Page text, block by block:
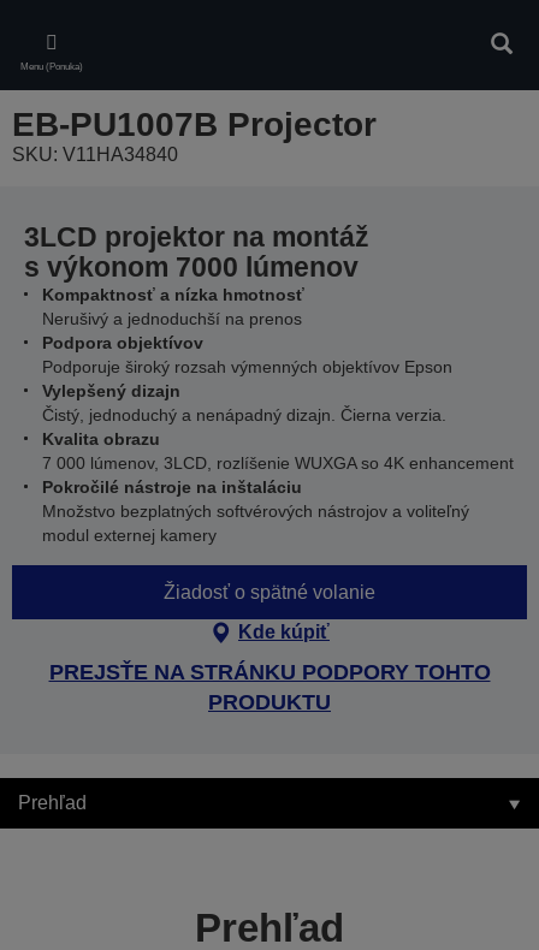
main
content
Menu (Ponuka)
EB-PU1007B Projector
SKU: V11HA34840
3LCD projektor na montáž
s výkonom 7000 lúmenov
Kompaktnosť a nízka hmotnosť
Nerušivý a jednoduchší na prenos
Podpora objektívov
Podporuje široký rozsah výmenných objektívov Epson
Vylepšený dizajn
Čistý, jednoduchý a nenápadný dizajn. Čierna verzia.
Kvalita obrazu
7 000 lúmenov, 3LCD, rozlíšenie WUXGA so 4K enhancement
Pokročilé nástroje na inštaláciu
Množstvo bezplatných softvérových nástrojov a voliteľný
modul externej kamery
Žiadosť o spätné volanie
Kde kúpiť
PREJSŤE NA STRÁNKU PODPORY TOHTO
PRODUKTU
Prehľad
Prehľad